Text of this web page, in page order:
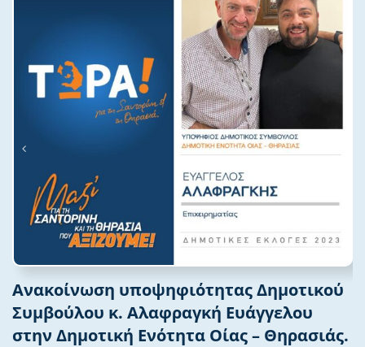
Ανακοίνωση υποψηφιότητας Δημοτικού
Συμβούλου κ. Αλαφραγκή Ευάγγελου
στην Δημοτική Ενότητα Οίας – Θηρασιάς.